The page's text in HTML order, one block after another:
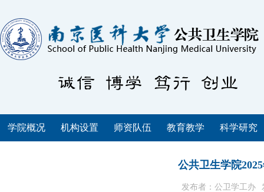
学院概况 机构设置 师资队伍 教育教学 科学研究
公共卫生学院
发布者：公卫学工办